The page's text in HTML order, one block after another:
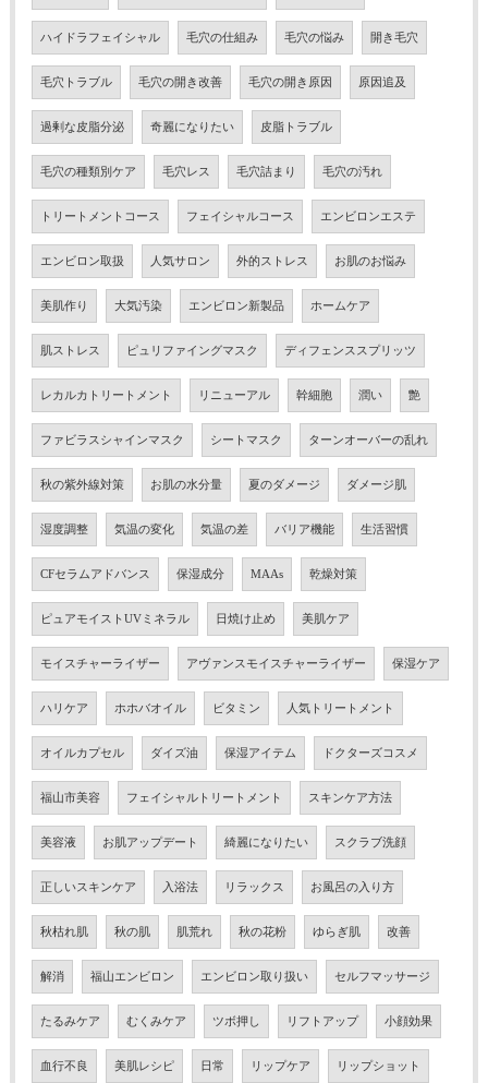
ハイドラフェイシャル 毛穴の仕組み 毛穴の悩み 開き毛穴
毛穴トラブル 毛穴の開き改善 毛穴の開き原因 原因追及
過剰な皮脂分泌 奇麗になりたい 皮脂トラブル
毛穴の種類別ケア 毛穴レス 毛穴詰まり 毛穴の汚れ
トリートメントコース フェイシャルコース エンビロンエステ
エンビロン取扱 人気サロン 外的ストレス お肌のお悩み
美肌作り 大気汚染 エンビロン新製品 ホームケア
肌ストレス ピュリファイングマスク ディフェンススプリッツ
レカルカトリートメント リニューアル 幹細胞 潤い 艶
ファビラスシャインマスク シートマスク ターンオーバーの乱れ
秋の紫外線対策 お肌の水分量 夏のダメージ ダメージ肌
湿度調整 気温の変化 気温の差 バリア機能 生活習慣
CFセラムアドバンス 保湿成分 MAAs 乾燥対策
ピュアモイストUVミネラル 日焼け止め 美肌ケア
モイスチャーライザー アヴァンスモイスチャーライザー 保湿ケア
ハリケア ホホバオイル ビタミン 人気トリートメント
オイルカプセル ダイズ油 保湿アイテム ドクターズコスメ
福山市美容 フェイシャルトリートメント スキンケア方法
美容液 お肌アップデート 綺麗になりたい スクラブ洗顔
正しいスキンケア 入浴法 リラックス お風呂の入り方
秋枯れ肌 秋の肌 肌荒れ 秋の花粉 ゆらぎ肌 改善
解消 福山エンビロン エンビロン取り扱い セルフマッサージ
たるみケア むくみケア ツボ押し リフトアップ 小顔効果
血行不良 美肌レシピ 日常 リップケア リップショット